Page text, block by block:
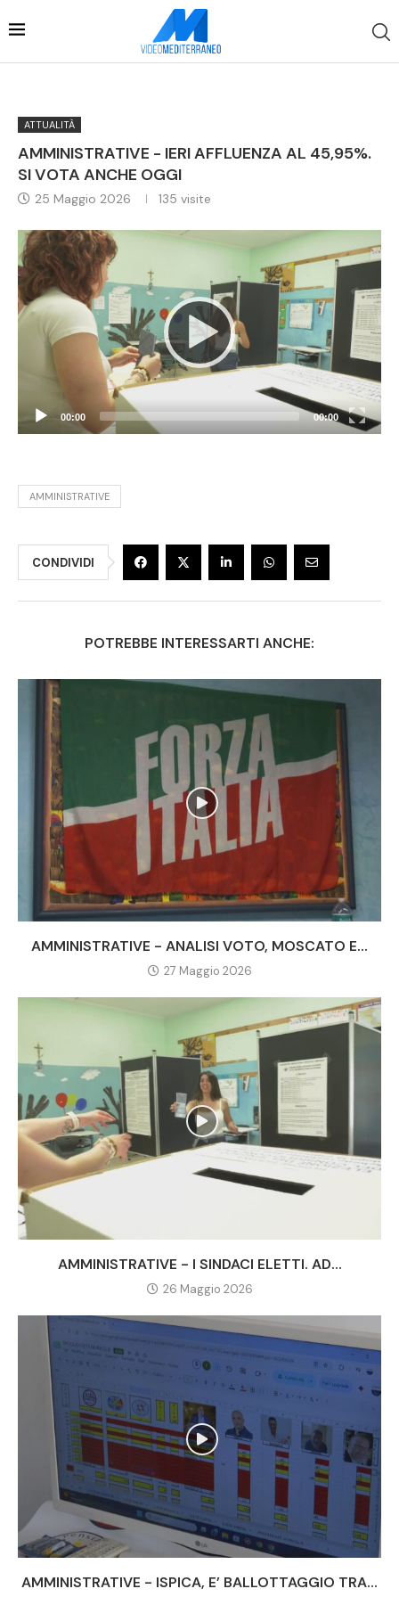
ATTUALITÀ
AMMINISTRATIVE - IERI AFFLUENZA AL 45,95%.
SI VOTA ANCHE OGGI
25 Maggio 2026 135 visite
00:00 00:00
AMMINISTRATIVE
CONDIVIDI
POTREBBE INTERESSARTI ANCHE:
AMMINISTRATIVE - ANALISI VOTO, MOSCATO E...
27 Maggio 2026
AMMINISTRATIVE - I SINDACI ELETTI. AD...
26 Maggio 2026
AMMINISTRATIVE - ISPICA, E’ BALLOTTAGGIO TRA...